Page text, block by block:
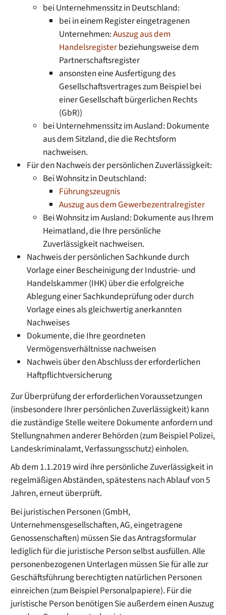
bei Unternehmenssitz in Deutschland:
bei in einem Register eingetragenen
Unternehmen:Auszug aus dem
Handelsregisterbeziehungsweise dem
Partnerschaftsregister
ansonsten eine Ausfertigung des
Gesellschaftsvertrages zum Beispiel bei
einer Gesellschaft bürgerlichen Rechts
(GbR))
bei Unternehmenssitz im Ausland: Dokumente
aus dem Sitzland, die die Rechtsform
nachweisen.
Für den Nachweis der persönlichen Zuverlässigkeit:
Bei Wohnsitz in Deutschland:
Führungszeugnis
Auszug aus dem Gewerbezentralregister
Bei Wohnsitz im Ausland: Dokumente aus Ihrem
Heimatland, die Ihre persönliche
Zuverlässigkeit nachweisen.
Nachweis der persönlichen Sachkunde durch
Vorlage einer Bescheinigung der Industrie- und
Handelskammer (IHK) über die erfolgreiche
Ablegung einer Sachkundeprüfung oder durch
Vorlage eines als gleichwertig anerkannten
Nachweises
Dokumente, die Ihre geordneten
Vermögensverhältnisse nachweisen
Nachweis über den Abschluss der erforderlichen
Haftpflichtversicherung
Zur Überprüfung der erforderlichen Voraussetzungen
(insbesondere Ihrer persönlichen Zuverlässigkeit) kann
die zuständige Stelle weitere Dokumente anfordern und
Stellungnahmen anderer Behörden (zum Beispiel Polizei,
Landeskriminalamt, Verfassungsschutz) einholen.
Ab dem 1.1.2019 wird ihre persönliche Zuverlässigkeit in
regelmäßigen Abständen, spätestens nach Ablauf von 5
Jahren, erneut überprüft.
Bei juristischen Personen (GmbH,
Unternehmensgesellschaften, AG, eingetragene
Genossenschaften) müssen Sie das Antragsformular
lediglich für die juristische Person selbst ausfüllen. Alle
personenbezogenen Unterlagen müssen Sie für alle zur
Geschäftsführung berechtigten natürlichen Personen
einreichen (zum Beispiel Personalpapiere). Für die
juristische Person benötigen Sie außerdem einen Auszug